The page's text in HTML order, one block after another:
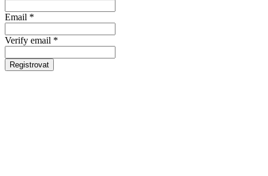
Email *
Verify email *
Registrovat